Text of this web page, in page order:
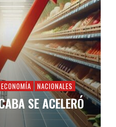
ECONOMÍA NACIONALES
SE ACELERÓ